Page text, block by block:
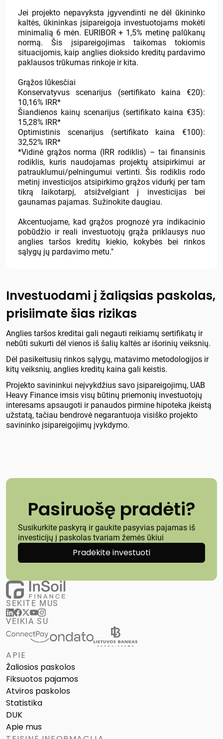
Jei projekto nepavyksta įgyvendinti ne dėl ūkininko
kaltės, ūkininkas įsipareigoja investuotojams mokėti
minimalią 6 mėn. EURIBOR + 1,5% metinę palūkanų
normą. Šis įsipareigojimas taikomas tokiomis
situacijomis, kaip anglies dioksido kreditų pardavimo
paklausos trūkumas rinkoje ir kita.
Grąžos lūkesčiai
Konservatyvus scenarijus (sertifikato kaina €20):
10,16% IRR*
Šiandienos kainų scenarijus (sertifikato kaina €35):
15,28% IRR*
Optimistinis scenarijus (sertifikato kaina €100):
32,52% IRR*
*Vidinė grąžos norma (IRR rodiklis) – tai finansinis
rodiklis, kuris naudojamas projektų atsipirkimui ar
patrauklumui/pelningumui vertinti. Šis rodiklis rodo
metinį investicijos atsipirkimo grąžos vidurkį per tam
tikrą laikotarpį, atsižvelgiant į investicijas bei
gaunamas pajamas. Sužinokite daugiau.
Akcentuojame, kad grąžos prognozė yra indikacinio
pobūdžio ir reali investuotojų grąža priklausys nuo
anglies taršos kreditų kiekio, kokybės bei rinkos
sąlygų jų pardavimo metu."
Investuodami į žaliąsias paskolas,
prisiimate šias rizikas
Anglies taršos kreditai gali negauti reikiamų sertifikatų ir
nebūti sukurti dėl vienos iš šalių kaltės ar išorinių veiksnių.
Dėl pasikeitusių rinkos sąlygų, matavimo metodologijos ir
kitų veiksnių, anglies kreditų kaina gali keistis.
Projekto savininkui neįvykdžius savo įsipareigojimų, UAB
Heavy Finance imsis visų būtinų priemonių investuotojų
interesams apsaugoti ir panaudos pirmine hipoteka įkeistą
užstatą, tačiau bendrovė negarantuoja visiško projekto
savininko įsipareigojimų įvykdymo.
Pasiruošę pradėti?
Susikurkite paskyrą ir gaukite pasyvias pajamas iš
investicijų į paskolas tvariam žemės ūkiui
Pradėkite investuoti
SEKITE MUS
VEIKIA SU
APIE
Žaliosios paskolos
Fiksuotos pajamos
Atviros paskolos
Statistika
DUK
Apie mus